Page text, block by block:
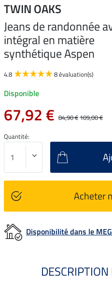
TWIN OAKS
Jeans de randonnée
intégral en matière
synthétique Aspen
4.8 8 évaluation(s)
Disponible
67,92 € 84,90 €109,00 €
Quantité:
Acheter
Disponibilité dans le